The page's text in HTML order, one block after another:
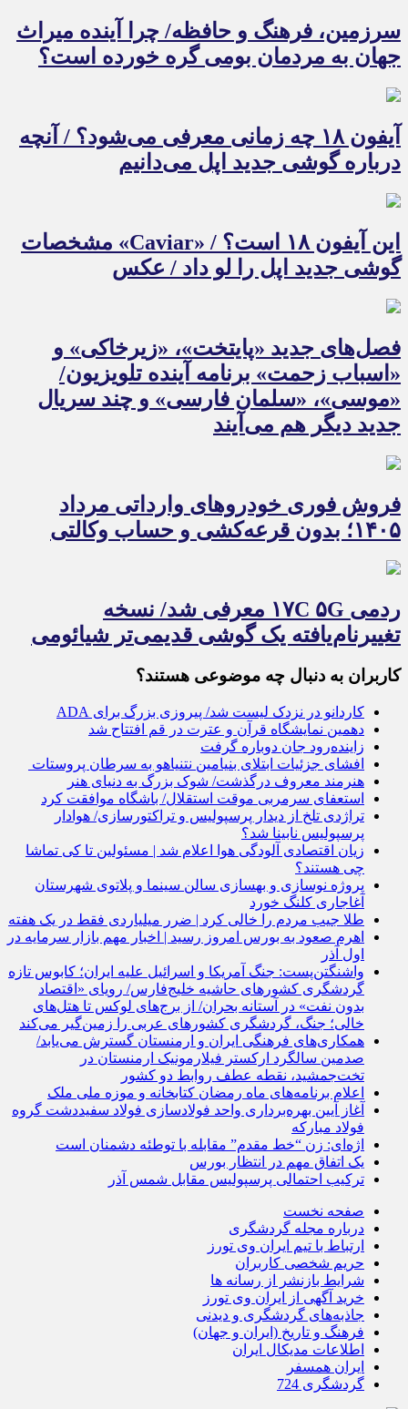
سرزمین، فرهنگ و حافظه/ چرا آینده میراث
جهان به مردمان بومی گره خورده است؟
آیفون ۱۸ چه زمانی معرفی می‌شود؟ / آنچه
درباره گوشی جدید اپل می‌دانیم
این آیفون ۱۸ است؟ / «Caviar» مشخصات
گوشی جدید اپل را لو داد / عکس
فصل‌های جدید «پایتخت»، «زیرخاکی» و
«اسباب زحمت» برنامه آینده تلویزیون/
«موسی»، «سلمان فارسی» و چند سریال
جدید دیگر هم می‌آیند
فروش فوری خودروهای وارداتی مرداد
۱۴۰۵؛ بدون قرعه‌کشی و حساب وکالتی
ردمی ۱۷C ۵G معرفی شد/ نسخه
تغییرنام‌یافته یک گوشی قدیمی‌تر شیائومی
کاربران به دنبال چه موضوعی هستند؟
کاردانو در نزدک لیست شد/ پیروزی بزرگ برای ADA
دهمین نمایشگاه قرآن و عترت در قم افتتاح شد
زاینده‌رود جان دوباره گرفت
افشای جزئیات ابتلای بنیامین نتنیاهو به سرطان پروستات
هنرمند معروف درگذشت/ شوک بزرگ به دنیای هنر
استعفای سرمربی موقت استقلال/ باشگاه موافقت کرد
تراژدی تلخ از دیدار پرسپولیس و تراکتورسازی/ هوادار
پرسپولیس نابینا شد؟
زیان اقتصادی آلودگی هوا اعلام شد | مسئولین تا کی تماشا
چی هستند؟
پروژه نوسازی و بهسازی سالن سینما و پلاتوی شهرستان
آغاجاری کلنگ خورد
طلا جیب مردم را خالی کرد | ضرر میلیاردی فقط در یک هفته
اهرم صعود به بورس امروز رسید | اخبار مهم بازار سرمایه در
اول آذر
واشنگتن‌پست: جنگ آمریکا و اسرائیل علیه ایران؛ کابوس تازه
گردشگری کشورهای حاشیه خلیج‌فارس/ رویای «اقتصاد
بدون نفت» در آستانه بحران/ از برج‌های لوکس تا هتل‌های
خالی؛ جنگ، گردشگری کشورهای عربی را زمین‌گیر می‌کند
همکاری‌های فرهنگی ایران و ارمنستان گسترش می‌یابد/
صدمین سالگرد ارکستر فیلارمونیک ارمنستان در
تخت‌جمشید، نقطه عطف روابط دو کشور
اعلام برنامه‌های ماه رمضان کتابخانه و موزه ملی ملک
آغاز آیین بهره‌برداری واحد فولادسازی فولاد سفیددشت گروه
فولاد مبارکه
اژه‌ای: زن “خط مقدم” مقابله با توطئه دشمنان است
یک اتفاق مهم در انتظار بورس
ترکیب احتمالی پرسپولیس مقابل شمس آذر
صفحه نخست
درباره مجله گردشگری
ارتباط با تیم ایران وی تورز
حریم شخصی کاربران
شرایط بازنشر از رسانه ها
خرید آگهی از ایران وی تورز
جاذبه‌های گردشگری و دیدنی
فرهنگ و تاریخ (ایران و جهان)
اطلاعات مدیکال ایران
ایران همسفر
گردشگری 724